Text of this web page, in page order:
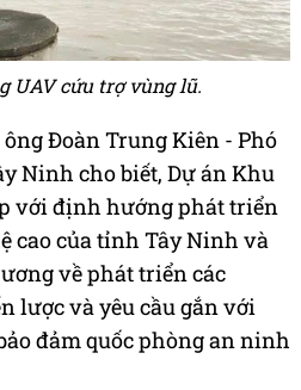
UAV cứu trợ vùng lũ.
Đoàn Trung Kiên - Phó
Ninh cho biết, Dự án Khu
với định hướng phát triển
cao của tỉnh Tây Ninh và
về phát triển các
lược và yêu cầu gắn với
đảm quốc phòng an ninh